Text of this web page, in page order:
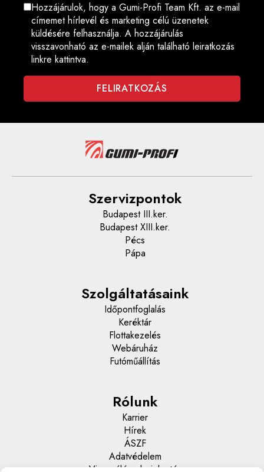
Hozzájárulok, hogy a Gumi-Profi Team Kft. az e-mail
címemet hírlevél és marketing célú üzenetek
küldésére felhasználja. A hozzájárulás
visszavonható az e-mailek alján található leiratkozás
linkre kattintva.
Szervizpontok
Budapest III.ker.
Budapest XIII.ker.
Pécs
Pápa
Szolgáltatásaink
Időpontfoglalás
Keréktár
Flottakezelés
Webáruház
Futóműállítás
Rólunk
Karrier
Hírek
ÁSZF
Adatvédelem
Visszaélés - bejelentés